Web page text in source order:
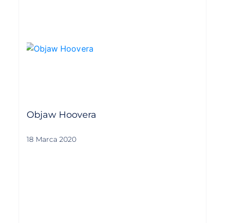
Objaw Hoovera
18 Marca 2020